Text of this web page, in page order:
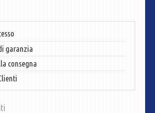
garanzia
consegna